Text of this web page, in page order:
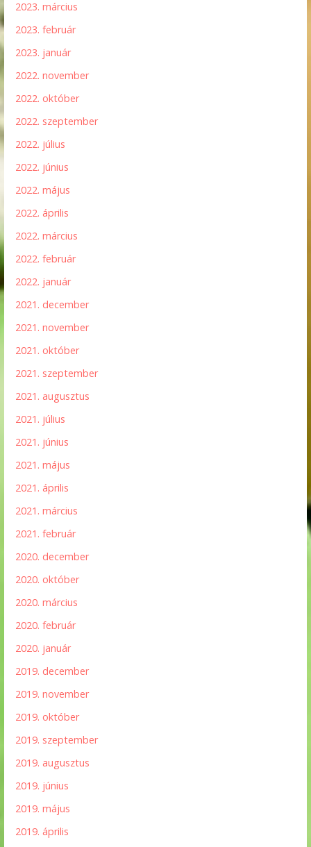
2023. március
2023. február
2023. január
2022. november
2022. október
2022. szeptember
2022. július
2022. június
2022. május
2022. április
2022. március
2022. február
2022. január
2021. december
2021. november
2021. október
2021. szeptember
2021. augusztus
2021. július
2021. június
2021. május
2021. április
2021. március
2021. február
2020. december
2020. október
2020. március
2020. február
2020. január
2019. december
2019. november
2019. október
2019. szeptember
2019. augusztus
2019. június
2019. május
2019. április